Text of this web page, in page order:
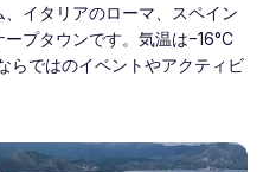
イタリアのローマ、スペイン
プタウンです。気温は−16°C
らではのイベントやアクティビ